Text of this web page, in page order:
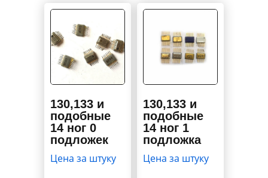
130,133 и
подобные
14 ног 0
подложек
Цена за штуку
130,133 и
подобные
14 ног 1
подложка
Цена за штуку